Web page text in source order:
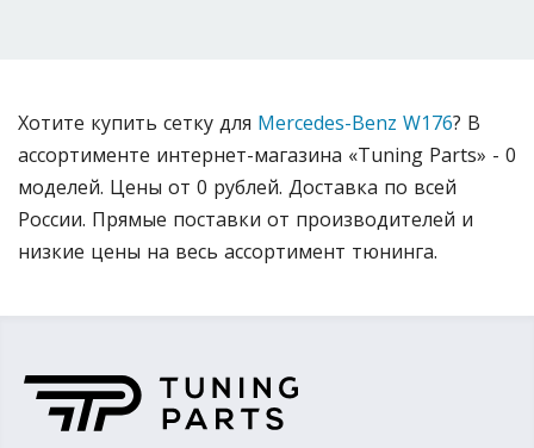
Хотите купить сетку для Mercedes-Benz W176? В
ассортименте интернет-магазина «Tuning Parts» - 0
моделей. Цены от 0 рублей. Доставка по всей
России. Прямые поставки от производителей и
низкие цены на весь ассортимент тюнинга.